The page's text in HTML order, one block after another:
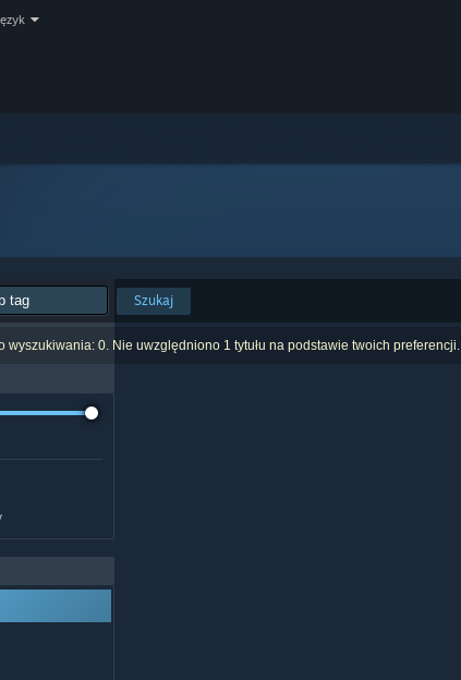
Szukaj
wyszukiwania: 0. Nie uwzględniono 1 tytułu na podstawie twoich preferencji.